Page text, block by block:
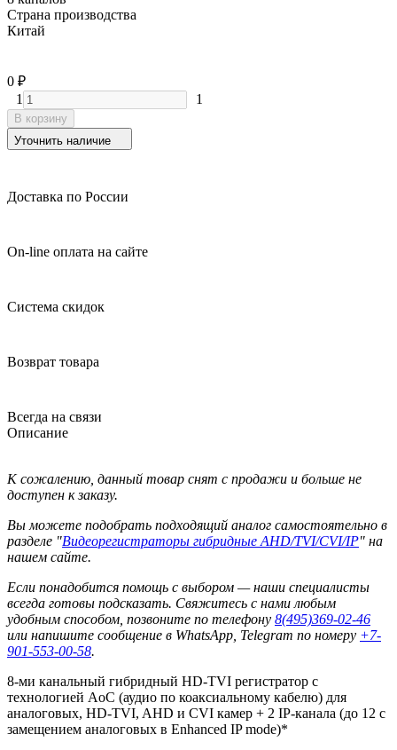
Страна производства
Китай
0 ₽
1
1
В корзину
Уточнить наличие
Доставка по России
On-line оплата на сайте
Система скидок
Возврат товара
Всегда на связи
Описание
К сожалению, данный товар снят с продажи и больше не
доступен к заказу.
Вы можете подобрать подходящий аналог самостоятельно в
разделе "Видеорегистраторы гибридные AHD/TVI/CVI/IP" на
нашем сайте.
Если понадобится помощь с выбором — наши специалисты
всегда готовы подсказать. Свяжитесь с нами любым
удобным способом, позвоните по телефону 8(495)369-02-46
или напишите сообщение в WhatsApp, Telegram по номеру +7-
901-553-00-58.
8-ми канальный гибридный HD-TVI регистратор c
технологией AoC (аудио по коаксиальному кабелю) для
аналоговых, HD-TVI, AHD и CVI камер + 2 IP-канала (до 12 с
замещением аналоговых в Enhanced IP mode)*